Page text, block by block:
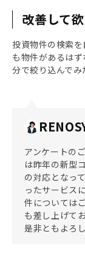
改善して
投資物件の検索
も物件があるは
分で絞り込んでみ
アンケートの
は昨年の新型
の対応となっ
ったサービス
件については
も差し上げて
是非ともよろ